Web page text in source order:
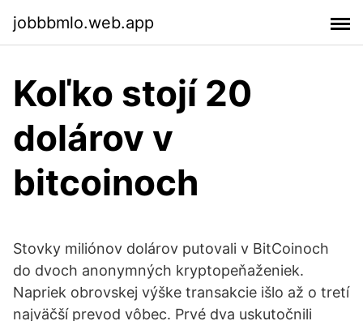
jobbbmlo.web.app
Koľko stojí 20
dolárov v
bitcoinoch
Stovky miliónov dolárov putovali v BitCoinoch
do dvoch anonymných kryptopeňaženiek.
Napriek obrovskej výške transakcie išlo až o tretí
najväčší prevod vôbec. Prvé dva uskutočnili